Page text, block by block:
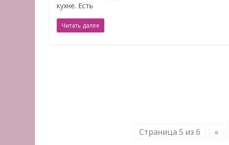
кухне. Есть
Читать далее
Страница 5 из 6 «